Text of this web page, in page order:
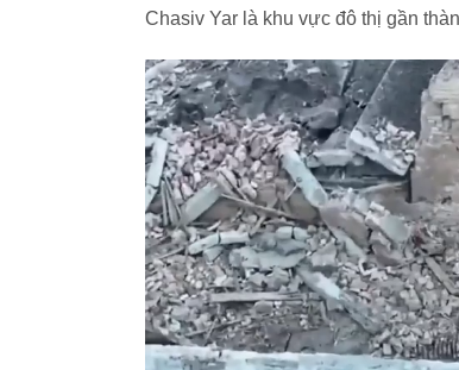
Chasiv Yar là khu vực đô thị gần